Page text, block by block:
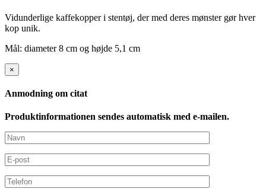
Vidunderlige kaffekopper i stentøj, der med deres mønster gør hver
kop unik.
Mål: diameter 8 cm og højde 5,1 cm
×
Anmodning om citat
Produktinformationen sendes automatisk med e-mailen.